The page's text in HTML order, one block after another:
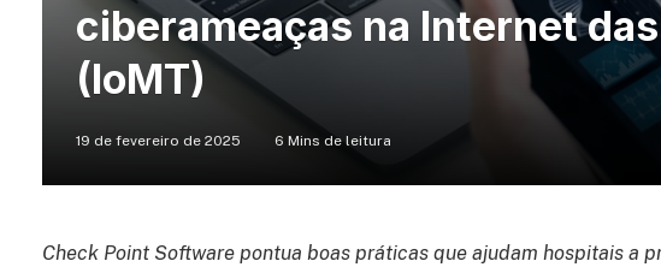
ciberameaças na Internet
(IoMT)
19 de fevereiro de 2025 6 Mins de leitura
Check Point Software pontua boas práticas que ajudam hospitais a